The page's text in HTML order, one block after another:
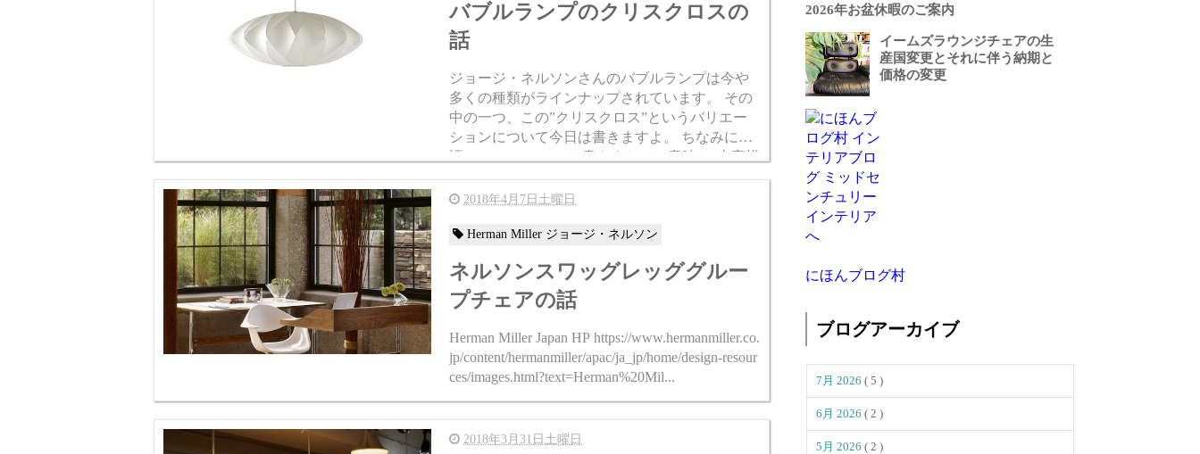
バブルランプのクリスクロスの
話
ジョージ・ネルソンさんのバブルランプは今や
多くの種類がラインナップされています。 その
中の一つ、この”クリスクロス”というバリエー
ションについて今日は書きますよ。 ちなみに英
語でCRISS CROSSと書きまして、意味は”十字模
様”とかそんなようなニュアンスで...
2018年4月7日土曜日
Herman Miller ジョージ・ネルソン
ネルソンスワッグレッググルー
プチェアの話
Herman Miller Japan HP https://www.hermanmiller.co.
jp/content/hermanmiller/apac/ja_jp/home/design-resour
ces/images.html?text=Herman%20Mil...
2018年3月31日土曜日
2026年お盆休暇のご案内
イームズラウンジチェアの生
産国変更とそれに伴う納期と
価格の変更
にほんブログ村
ブログアーカイブ
7月 2026 ( 5 )
6月 2026 ( 2 )
5月 2026 ( 2 )